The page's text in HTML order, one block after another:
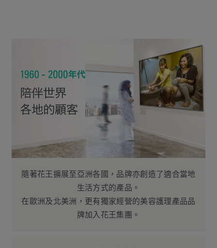
隨著花王擴展至亞洲各國，品牌亦創造了適合當地
生活方式的產品。
在歐洲及北美洲，更有獨家經營的美容護理產品品
牌加入花王集團。